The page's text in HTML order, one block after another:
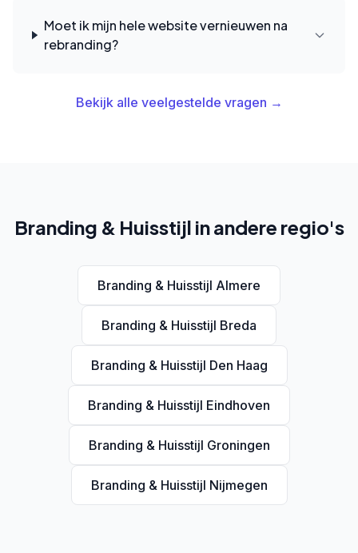
Moet ik mijn hele website vernieuwen na
rebranding?
Bekijk alle veelgestelde vragen →
Branding & Huisstijl in andere regio's
Branding & Huisstijl Almere
Branding & Huisstijl Breda
Branding & Huisstijl Den Haag
Branding & Huisstijl Eindhoven
Branding & Huisstijl Groningen
Branding & Huisstijl Nijmegen